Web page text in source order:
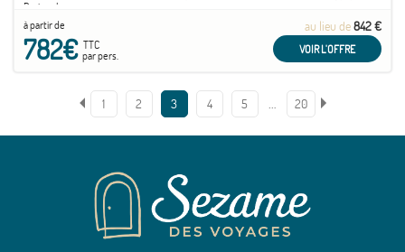
Portugal.
à partir de
782€TTC
par pers.
au lieu de842 €
VOIR L'OFFRE
1 2 3 4 5 … 20